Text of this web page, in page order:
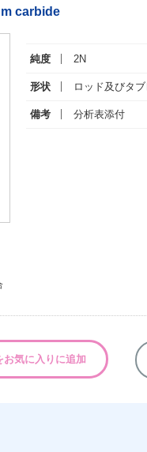
carbide
純度 2N
形状 ロッド及びタブ
備考 分析表添付
お気に入りに追加